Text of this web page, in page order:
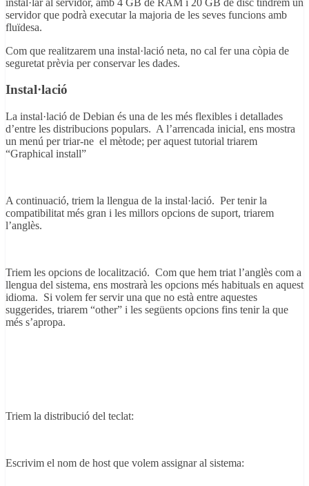
servidor que podrà executar la majoria de les seves funcions amb
fluïdesa.
Com que realitzarem una instal·lació neta, no cal fer una còpia de
seguretat prèvia per conservar les dades.
Instal·lació
La instal·lació de Debian és una de les més flexibles i detallades
d’entre les distribucions populars. A l’arrencada inicial, ens mostra
un menú per triar-ne el mètode; per aquest tutorial triarem
“Graphical install”
A continuació, triem la llengua de la instal·lació. Per tenir la
compatibilitat més gran i les millors opcions de suport, triarem
l’anglès.
Triem les opcions de localització. Com que hem triat l’anglès com a
llengua del sistema, ens mostrarà les opcions més habituals en aquest
idioma. Si volem fer servir una que no està entre aquestes
suggerides, triarem “other” i les següents opcions fins tenir la que
més s’apropa.
Triem la distribució del teclat:
Escrivim el nom de host que volem assignar al sistema: